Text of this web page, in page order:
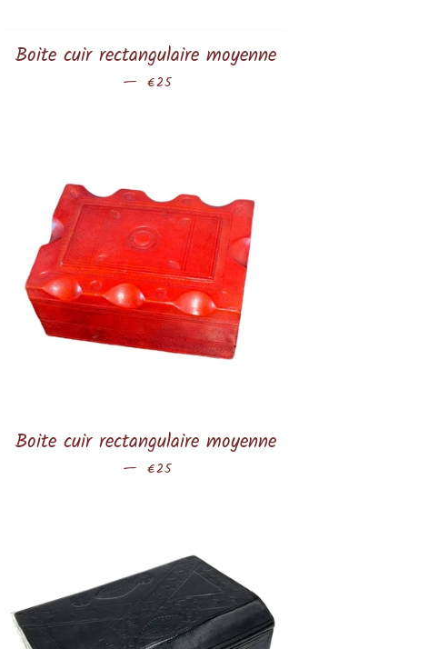
Boite cuir rectangulaire moyenne
— Prix régulier
€25
Boite cuir rectangulaire moyenne
— Prix régulier
€25